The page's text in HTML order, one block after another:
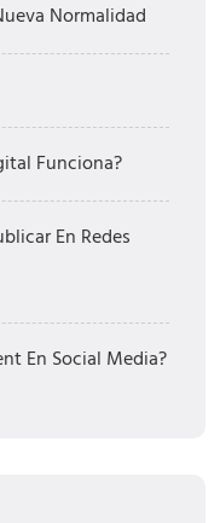
Normalidad
Funciona?
En Redes
En Social Media?